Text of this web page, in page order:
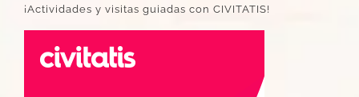
¡Actividades y visitas guiadas con CIVITATIS!